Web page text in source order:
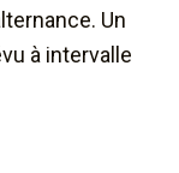
Un
à intervalle